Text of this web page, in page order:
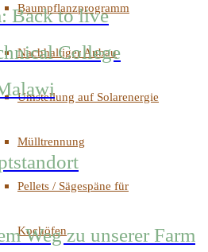
Baumpflanzprogramm
Nachhaltiger Anbau
Umstellung auf Solarenergie
Mülltrennung
Pellets / Sägespäne für
Kochöfen
Back to live
College
Weg zu unserer Farm